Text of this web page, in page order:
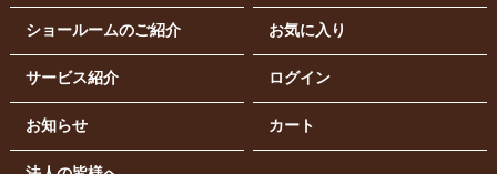
ショールームのご紹介
サービス紹介
お知らせ
お気に入り
ログイン
カート